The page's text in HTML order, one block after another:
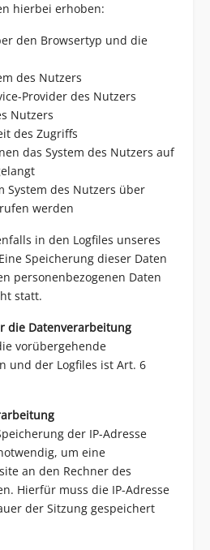
hierbei erhoben:
den Browsertyp und die
des Nutzers
Provider des Nutzers
Nutzers
des Zugriffs
das System des Nutzers auf
des Nutzers über
werden
in den Logfiles unseres
Speicherung dieser Daten
personenbezogenen Daten
statt.
die Datenverarbeitung
vorübergehende
und der Logfiles ist Art. 6
der IP-Adresse
um eine
an den Rechner des
Hierfür muss die IP-Adresse
der Sitzung gespeichert